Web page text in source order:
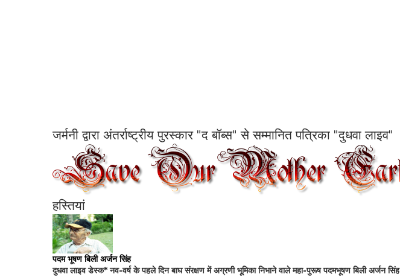
जर्मनी द्वारा अंतर्राष्ट्रीय पुरस्कार "द बॉब्स" से सम्मानित पत्रिका "दुधवा लाइव"
हस्तियां
पदम भूषण बिली अर्जन सिंह
दुधवा लाइव डेस्क* नव-वर्ष के पहले दिन बाघ संरक्षण में अग्रणी भूमिका निभाने वाले महा-पुरूष पदमभूषण बिली अर्जन सिंह